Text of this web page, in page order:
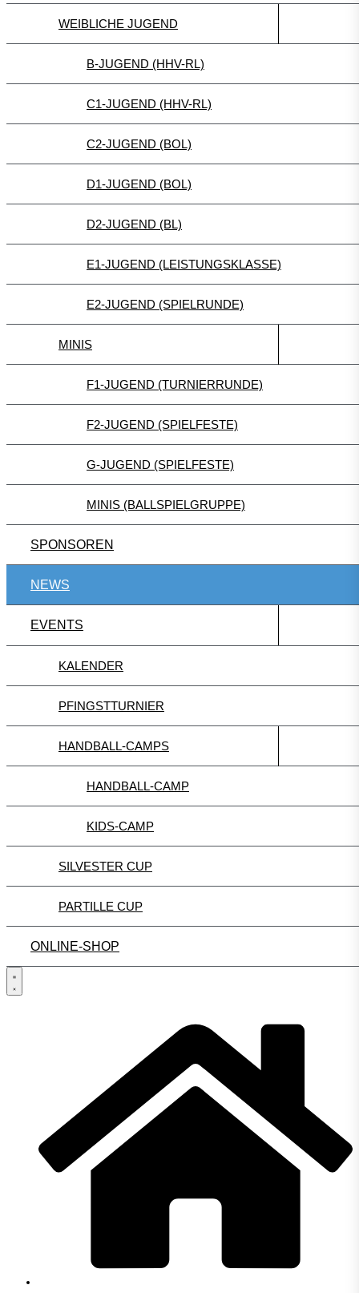
WEIBLICHE JUGEND
B-JUGEND (HHV-RL)
C1-JUGEND (HHV-RL)
C2-JUGEND (BOL)
D1-JUGEND (BOL)
D2-JUGEND (BL)
E1-JUGEND (LEISTUNGSKLASSE)
E2-JUGEND (SPIELRUNDE)
MINIS
F1-JUGEND (TURNIERRUNDE)
F2-JUGEND (SPIELFESTE)
G-JUGEND (SPIELFESTE)
MINIS (BALLSPIELGRUPPE)
SPONSOREN
NEWS
EVENTS
KALENDER
PFINGSTTURNIER
HANDBALL-CAMPS
HANDBALL-CAMP
KIDS-CAMP
SILVESTER CUP
PARTILLE CUP
ONLINE-SHOP